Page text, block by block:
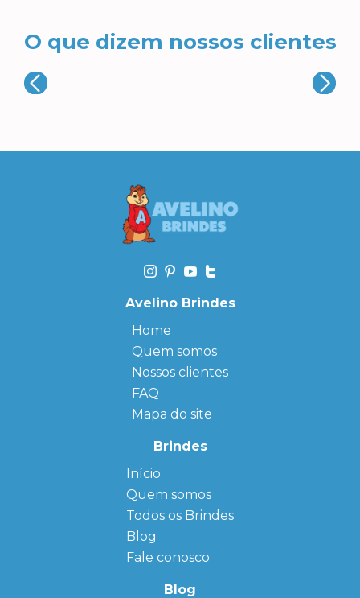
O que dizem nossos clientes
Avelino Brindes
Home
Quem somos
Nossos clientes
FAQ
Mapa do site
Brindes
Início
Quem somos
← Back
FAQ
Sitemap
Todos os Brindes
← Back
Agendas
Personalizadas
Personalizado
personalizados
Blog
Fale conosco
Blog